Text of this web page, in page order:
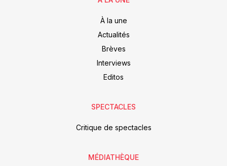
À la une
Actualités
Brèves
Interviews
Editos
SPECTACLES
Critique de spectacles
MÉDIATHÈQUE